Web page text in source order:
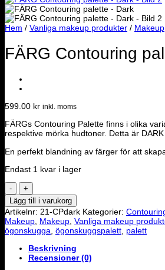
Hem / Vanliga makeup produkter / Makeup
FÄRG Contouring
599.00 kr inkl. moms
FÄRGs Contouring Palette finns i olika
respektive mörka hudtoner. Detta är
En perfekt blandning av färger för att
Endast 1 kvar i lager
FÄRG
Contouring
palette
-
Dark
mängd
Lägg till i varukorg
Artikelnr: 21-CPdark Kategorier:
Makeup Makeup Vanliga makeup
ögonskugga ögonskuggspalett palett
Beskrivning
Recensioner (0)